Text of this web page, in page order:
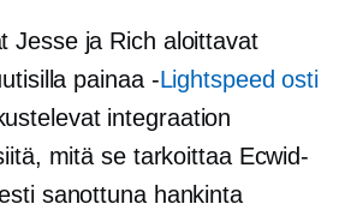
Jesse ja Rich aloittavat
painaa -Lightspeed osti
integraation
mitä se tarkoittaa Ecwid-
sanottuna hankinta